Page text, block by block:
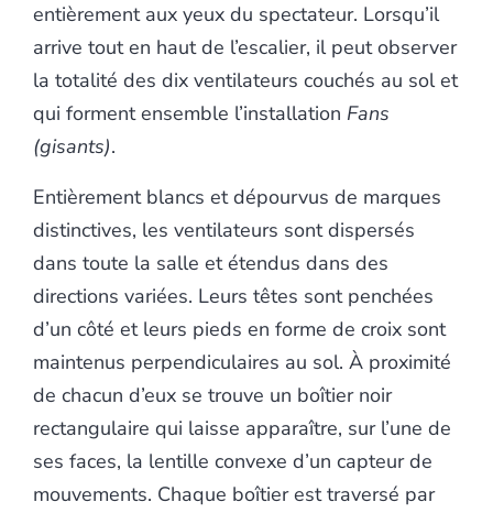
entièrement aux yeux du spectateur. Lorsqu’il
arrive tout en haut de l’escalier, il peut observer
la totalité des dix ventilateurs couchés au sol et
qui forment ensemble l’installation Fans
(gisants).
Entièrement blancs et dépourvus de marques
distinctives, les ventilateurs sont dispersés
dans toute la salle et étendus dans des
directions variées. Leurs têtes sont penchées
d’un côté et leurs pieds en forme de croix sont
maintenus perpendiculaires au sol. À proximité
de chacun d’eux se trouve un boîtier noir
rectangulaire qui laisse apparaître, sur l’une de
ses faces, la lentille convexe d’un capteur de
mouvements. Chaque boîtier est traversé par